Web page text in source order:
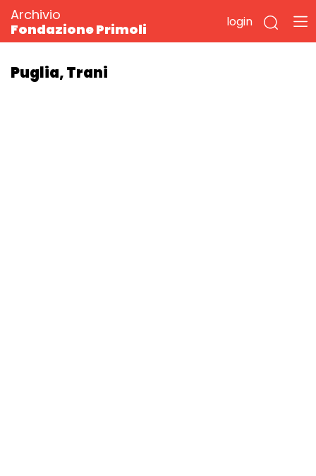
Archivio
Fondazione Primoli
login
Puglia, Trani